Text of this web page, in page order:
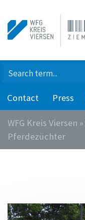
Contact Press
WFG Kreis Viersen »
Pferdezüchter